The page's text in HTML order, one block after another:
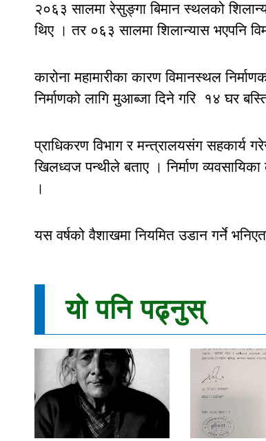
२०६३ सालमा रेसुङ्गा बिमान स्थलको
थिए । तर ०६३ सालमा शिलान्यास भएपनि
कारोना महामारीका कारण विमानस्थल
निर्माणको लागि मुआब्जा दिने गरि १४ घर
प्राधिकरण विभाग र मन्त्रालयसंग सहकार्य
खिलध्वज पन्थीले बताए । निर्माण व्यवसायिका
।
यस वर्षको वैशाखमा नियमित उडान गर्ने
यो पनि पढ्नुस्